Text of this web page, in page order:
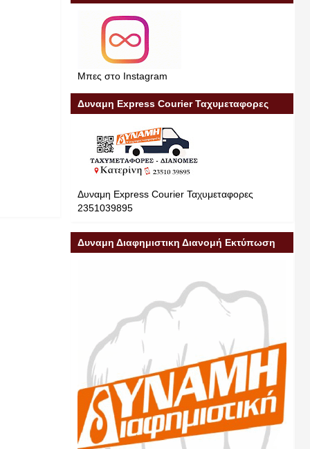
Μπες στο Instagram
Δυναμη Express Courier Ταχυμεταφορες
Δυναμη Express Courier Ταχυμεταφορες
2351039895
Δυναμη Διαφημιστικη Διανομή Εκτύπωση